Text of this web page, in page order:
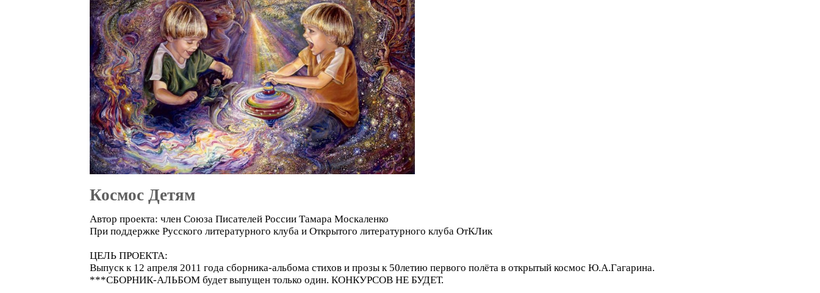
Космос Детям
Автор проекта: член Союза Писателей России Тамара Москаленко
При поддержке Русского литературного клуба и Открытого литературного клуба ОтКЛик
ЦЕЛЬ ПРОЕКТА:
Выпуск к 12 апреля 2011 года сборника-альбома стихов и прозы к 50летию первого полёта в открытый космос Ю.А.Гагарина.
***СБОРНИК-АЛЬБОМ будет выпущен только один. КОНКУРСОВ НЕ БУДЕТ.